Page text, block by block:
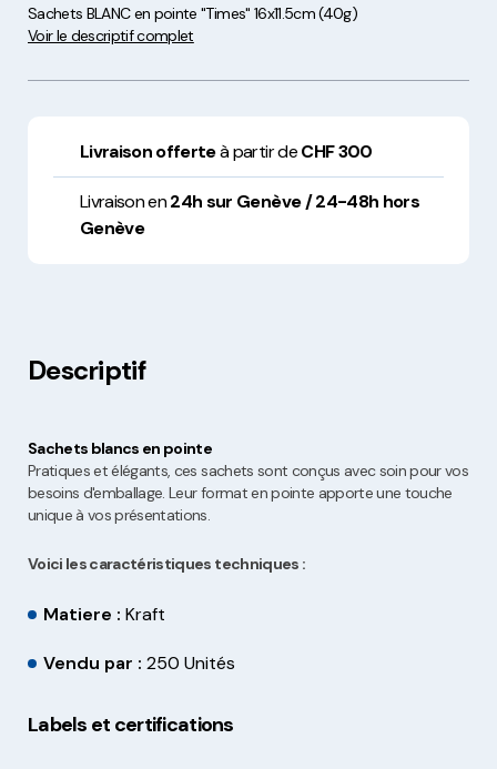
Sachets BLANC en pointe "Times" 16x11.5cm (40g)
Voir le descriptif complet
Livraison offerteà partir deCHF 300
Livraison en24h sur Genève / 24-48h hors
Genève
Descriptif
Sachets blancs en pointe
Pratiques et élégants, ces sachets sont conçus avec soin pour vos
besoins d'emballage. Leur format en pointe apporte une touche
unique à vos présentations.
Voici les caractéristiques techniques :
Matiere : Kraft
Vendu par : 250 Unités
Labels et certifications